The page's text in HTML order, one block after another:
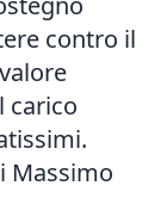
contro il
carico
Massimo